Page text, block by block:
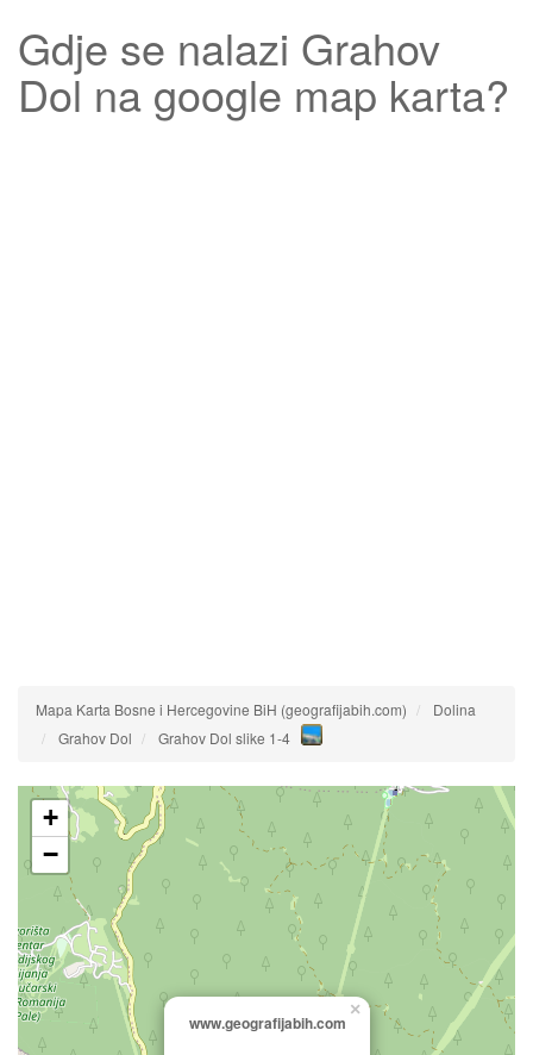
Gdje se nalazi Grahov
Dol na google map karta?
Mapa Karta Bosne i Hercegovine BiH (geografijabih.com)
Dolina
Grahov Dol
Grahov Dol slike 1-4
www.geografijabih.com
×
+
−